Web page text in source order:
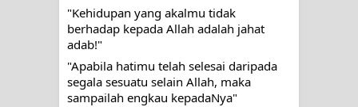
"Kehidupan yang akalmu tidak
berhadap kepada Allah adalah jahat
adab!"
"Apabila hatimu telah selesai daripada
segala sesuatu selain Allah, maka
sampailah engkau kepadaNya"